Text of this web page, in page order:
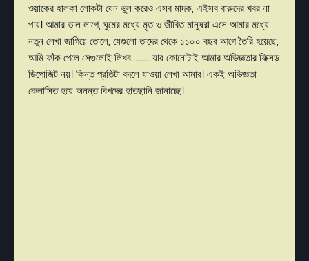
ওয়াকের হালকা লোকটা যেন ভুল করেও এসব মাদক, এইসব বারুদের খবর না
পায়। আমার ভাল লাগে, ঘুমের মধ্যে মৃত ও জীবিত মানুষরা এসে আমার মধ্যে
নতুন লেখা জাগিয়ে তোলে, যেগুলো তাদের থেকে ১১০০ বছর আগে তৈরি হয়েছে,
আমি ফাঁক পেলে সেগুলোই লিখব......... যার কোনোটাই আমার অভিজ্ঞতার ফিক্সড
ডিপোজিট নয়। কিন্ত প্রতিটা বদলে যাওয়া লেখা আমার। একই অভিজ্ঞতা
কেলাসিত হয়ে অনন্ত বিপদের হাতছানি জানাচ্ছে।